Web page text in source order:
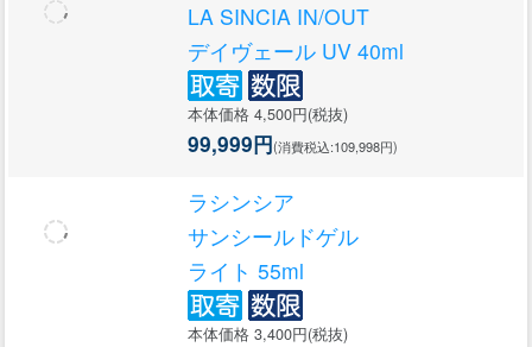
LA SINCIA IN/OUT
デイヴェール UV 40ml
本体価格 4,500円(税抜)
99,999円(消費税込:109,998円)
ラシンシア
サンシールドゲル
ライト 55ml
本体価格 3,400円(税抜)